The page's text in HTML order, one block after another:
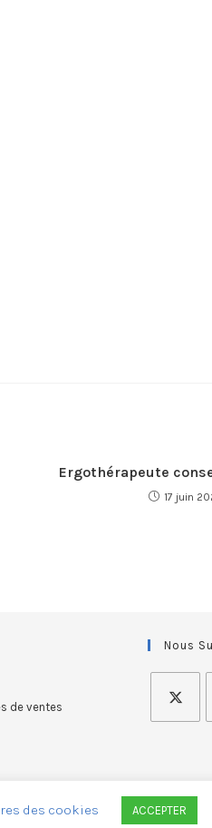
Ergothérapeute
17 juin
de ventes
Nous
des cookies ACCEPTER